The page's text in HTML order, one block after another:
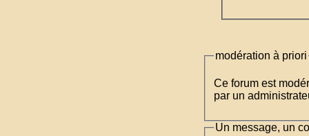
modération à priori
Ce forum est
par un
Un message, un